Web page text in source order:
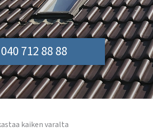
712 88 88
kaiken varalta